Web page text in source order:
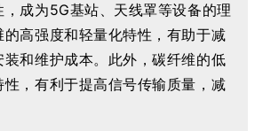
成为5G基站、天线罩等设备的理
高强度和轻量化特性，有助于减
和维护成本。此外，碳纤维的低
，有利于提高信号传输质量，减